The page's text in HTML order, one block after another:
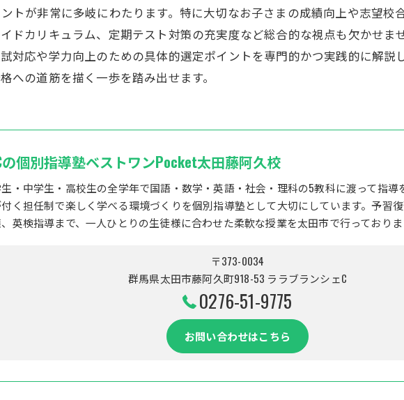
トが非常に多岐にわたります。特に大切なお子さまの成績向上や志望校
ドカリキュラム、定期テスト対策の充実度など総合的な視点も欠かせ
対応や学力向上のための具体的選定ポイントを専門的かつ実践的に解説
への道筋を描く一歩を踏み出せます。
の個別指導塾ベストワンPocket太田藤阿久校
・中学生・高校生の全学年で国語・数学・英語・社会・理科の5教科に渡って指
く担任制で楽しく学べる環境づくりを個別指導塾として大切にしています。予習
英検指導まで、一人ひとりの生徒様に合わせた柔軟な授業を太田市で行っておりま
〒373-0034
群馬県太田市藤阿久町918-53 ララブランシェC
0276-51-9775
お問い合わせはこちら